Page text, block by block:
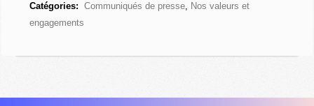
Catégories:
Communiqués de presse, Nos valeurs et
engagements